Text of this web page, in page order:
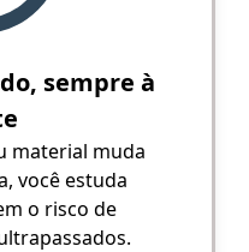
sempre à
material muda
você estuda
o risco de